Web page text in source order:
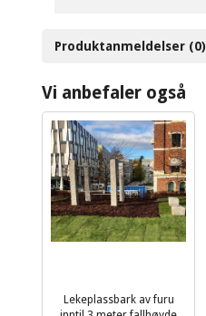
Produktanmeldelser (0)
Vi anbefaler også
Lekeplassbark av furu